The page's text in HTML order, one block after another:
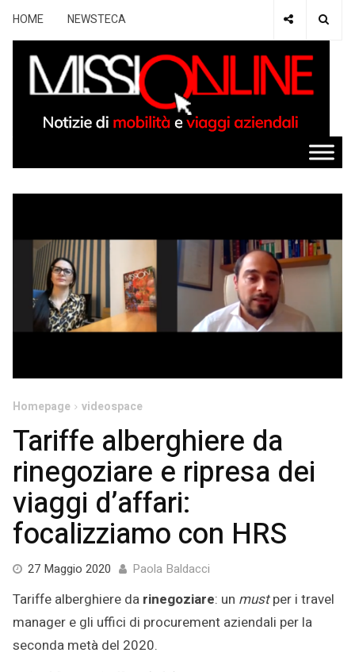
HOME NEWSTECA
Homepage videospace
Tariffe alberghiere da
rinegoziare e ripresa dei
viaggi d’affari:
focalizziamo con HRS
27 Maggio 2020 27
2020
Paola Baldacci
Tariffe alberghiere da rinegoziare: un mustper i travel
manager e gli uffici di procurement aziendali per la
seconda metà del 2020.